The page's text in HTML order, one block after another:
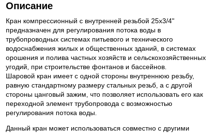
Описание
Кран компрессионный с внутренней резьбой 25x3/4"
предназначен для регулирования потока воды в
трубопроводных системах питьевого и технического
водоснабжения жилых и общественных зданий, в системах
орошения и полива частных хозяйств и сельскохозяйственных
угодий, при строительстве фонтанов и бассейнов.
Шаровой кран имеет с одной стороны внутреннюю резьбу,
равную стандартному размеру стальных резьб, а с другой
стороны цанговый зажим, что позволяет использовать его как
переходной элемент трубопровода с возможностью
регулирования потока воды.
Данный кран может использоваться совместно с другими